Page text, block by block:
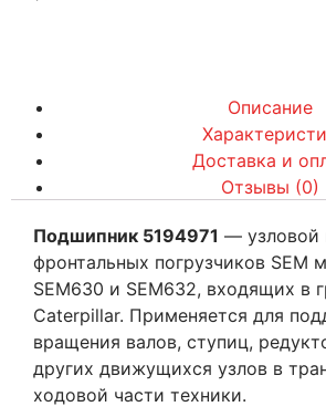
Описание
Доставка и
Отзывы (0)
Подшипник 5194971 — узловой
фронтальных погрузчиков SEM
SEM630 и SEM632, входящих в
Caterpillar. Применяется для
вращения валов, ступиц,
других движущихся узлов в
ходовой части техники.